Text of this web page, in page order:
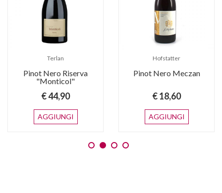
Terlan
Pinot Nero Riserva
"Monticol"
€ 44,90
AGGIUNGI
Hofstatter
Pinot Nero Meczan
€ 18,60
AGGIUNGI